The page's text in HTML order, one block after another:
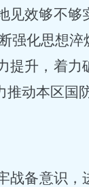
见效够不够
化思想淬
升，着力
动本区国
战备意识，